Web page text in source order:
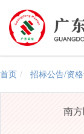
首页 招标公告/资
南